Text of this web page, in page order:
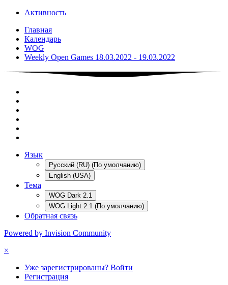
Активность
Главная
Календарь
WOG
Weekly Open Games 18.03.2022 - 19.03.2022
Язык
Русский (RU) (По умолчанию)
English (USA)
Тема
WOG Dark 2.1
WOG Light 2.1 (По умолчанию)
Обратная связь
Powered by Invision Community
×
Уже зарегистрированы? Войти
Регистрация